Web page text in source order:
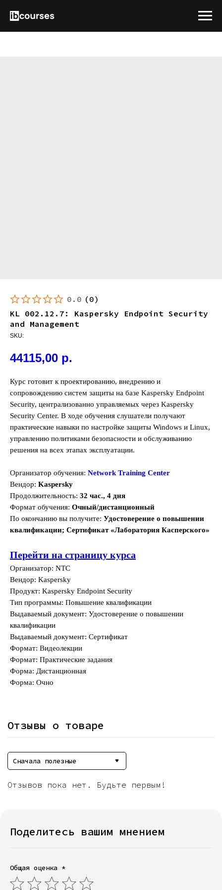
0.0 (0)
KL 002.12.7: Kaspersky Endpoint Security
and Management
SKU:
44115,00 р.
Курс готовит к проектированию, внедрению и
сопровождению систем защиты на базе Kaspersky Endpoint
Security, централизованно управляемых через Kaspersky
Security Center. В ходе обучения слушатели получают
практические навыки по настройке защиты Windows и Linux,
управлению политиками безопасности и обслуживанию
решения на всех этапах эксплуатации.
Организатор обучения: Network Training Center
Вендор: Kaspersky
Продолжительность: 32 час., 4 дня
Формат обучения: Очный/дистанционный
По окончанию вы получите: Удостоверение о повышении
квалификации; Сертификат «Лаборатория Касперского»
Перейти на страницу курса
Организатор: NTC
Вендор: Kaspersky
Продукт: Kaspersky Endpoint Security
Тип программы: Повышение квалификации
Выдаваемый документ: Удостоверение о повышении
квалификации
Выдаваемый документ: Сертификат
Формат: Видеолекции
Формат: Практические задания
Форма: Дистанционная
Форма: Очно
Отзывы о товаре
Сначала полезные
Отзывов пока нет. Будьте первым!
Поделитесь вашим мнением
Общая оценка *